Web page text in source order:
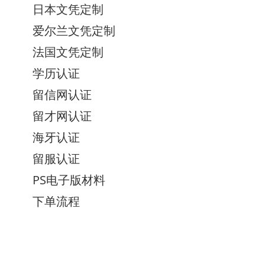
日本文凭定制
爱尔兰文凭定制
法国文凭定制
学历认证
留信网认证
留才网认证
海牙认证
留服认证
PS电子版材料
下单流程